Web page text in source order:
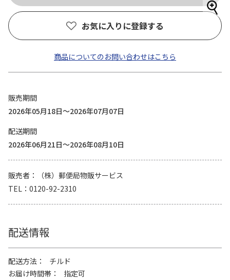
お気に入りに登録する
商品についてのお問い合わせはこちら
販売期間
2026年05月18日～2026年07月07日
配送期間
2026年06月21日～2026年08月10日
販売者
（株）郵便局物販サービス
TEL
0120-92-2310
配送情報
配送方法
チルド
お届け時間帯
指定可